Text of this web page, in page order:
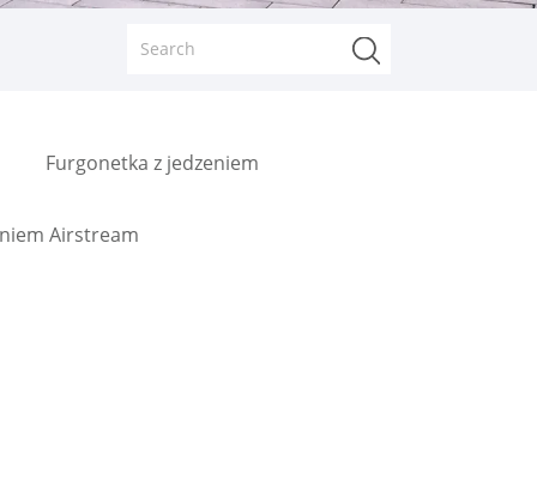
Furgonetka z jedzeniem
Airstream